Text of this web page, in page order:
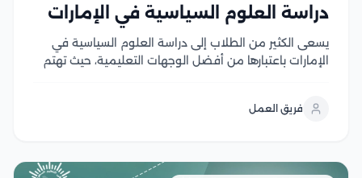
دراسة العلوم السياسية في الإمارات
يسعى الكثير من الطلاب إلى دراسة العلوم السياسية في
الإمارات باعتبارها من أفضل الوجهات التعليمية، حيث تهتم
والخبرات التي تؤهلهم للعمل، وتمنح الجامعات الدارسين
فريق العمل